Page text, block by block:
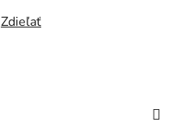
Zdieľať